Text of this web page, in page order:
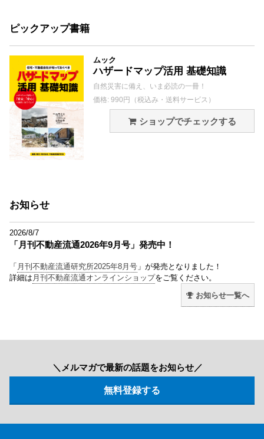
ピックアップ書籍
ムック
ハザードマップ活用 基礎知識
自然災害に備え、いま必読の一冊！
価格: 990円（税込み・送料サービス）
ショップでチェックする
お知らせ
2026/8/7
「月刊不動産流通2026年9月号」発売中！
「 月刊不動産流通研究所2025年8月号 」が発売となりました！
詳細は 月刊不動産流通オンラインショップをご覧ください。
お知らせ一覧へ
＼メルマガで最新の話題をお知らせ／